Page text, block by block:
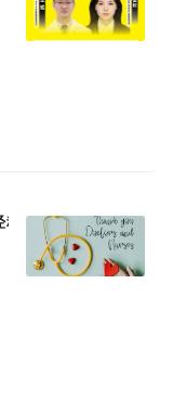
学与磷酸化抗体领域